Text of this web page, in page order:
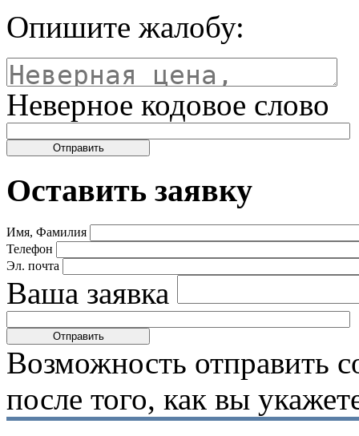
Опишите жалобу:
Неверное кодовое слово
Оставить заявку
Имя, Фамилия
Телефон
Эл. почта
Ваша заявка
Возможность отправить
после того, как вы